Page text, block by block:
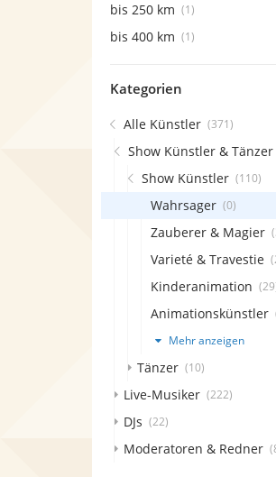
bis 250 km (1)
bis 400 km (1)
Kategorien
Alle Künstler (371)
Show Künstler & Tänzer
Show Künstler (110)
Wahrsager (0)
Zauberer & Magier
Varieté & Travestie
Kinderanimation
Animationskünstler
Mehr anzeigen
Tänzer (10)
Live-Musiker (222)
DJs (22)
Moderatoren & Redner